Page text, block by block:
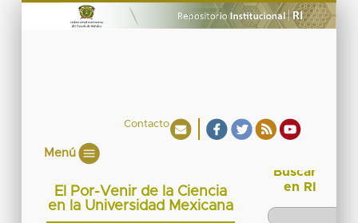
Contacto
Menú
El Por-Venir de la Ciencia
en la Universidad Mexicana
Buscar
en RI